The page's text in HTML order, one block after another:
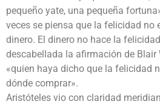
pequeño yate, una pequeña
veces se piensa que la felicidad no
dinero. El dinero no hace la
descabellada la afirmación de Blair
«quien haya dicho que la felicidad
dónde comprar».
Aristóteles vio con claridad